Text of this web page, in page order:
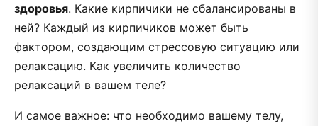
здоровья. Какие кирпичики не сбалансированы в
ней? Каждый из кирпичиков может быть
фактором, создающим стрессовую ситуацию или
релаксацию. Как увеличить количество
релаксаций в вашем теле?
И самое важное: что необходимо вашему телу,